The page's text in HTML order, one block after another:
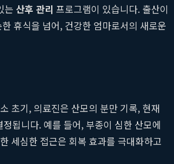
는 산후 관리 프로그램이 있습니다. 출산이
휴식을 넘어, 건강한 엄마로서의 새로운
초기, 의료진은 산모의 분만 기록, 현재
됩니다. 예를 들어, 부종이 심한 산모에
세심한 접근은 회복 효과를 극대화하고